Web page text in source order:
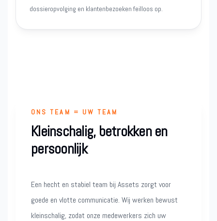
dossieropvolging en klantenbezoeken feilloos op.
ONS TEAM = UW TEAM
Kleinschalig, betrokken en
persoonlijk
Een hecht en stabiel team bij Assets zorgt voor
goede en vlotte communicatie. Wij werken bewust
kleinschalig, zodat onze medewerkers zich uw